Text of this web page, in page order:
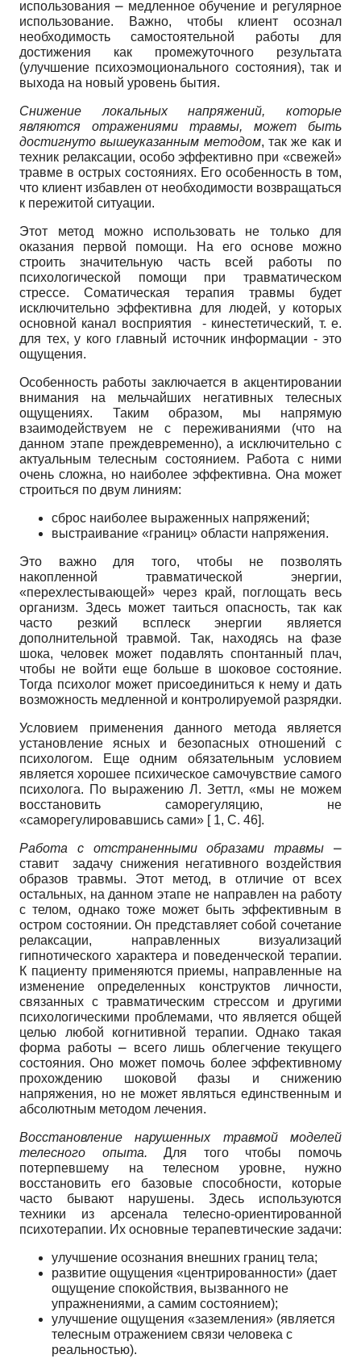
использования ⎼ медленное обучение и регулярное
использование. Важно, чтобы клиент осознал
необходимость самостоятельной работы для
достижения как промежуточного результата
(улучшение психоэмоционального состояния), так и
выхода на новый уровень бытия.
Снижение локальных напряжений, которые
являются отражениями травмы, может быть
достигнуто вышеуказанным методом, так же как и
техник релаксации, особо эффективно при «свежей»
травме в острых состояниях. Его особенность в том,
что клиент избавлен от необходимости возвращаться
к пережитой ситуации.
Этот метод можно использовать не только для
оказания первой помощи. На его основе можно
строить значительную часть всей работы по
психологической помощи при травматическом
стрессе. Соматическая терапия травмы будет
исключительно эффективна для людей, у которых
основной канал восприятия - кинестетический, т. е.
для тех, у кого главный источник информации - это
ощущения.
Особенность работы заключается в акцентировании
внимания на мельчайших негативных телесных
ощущениях. Таким образом, мы напрямую
взаимодействуем не с переживаниями (что на
данном этапе преждевременно), а исключительно с
актуальным телесным состоянием. Работа с ними
очень сложна, но наиболее эффективна. Она может
строиться по двум линиям:
сброс наиболее выраженных напряжений;
выстраивание «границ» области напряжения.
Это важно для того, чтобы не позволять
накопленной травматической энергии,
«перехлестывающей» через край, поглощать весь
организм. Здесь может таиться опасность, так как
часто резкий всплеск энергии является
дополнительной травмой. Так, находясь на фазе
шока, человек может подавлять спонтанный плач,
чтобы не войти еще больше в шоковое состояние.
Тогда психолог может присоединиться к нему и дать
возможность медленной и контролируемой разрядки.
Условием применения данного метода является
установление ясных и безопасных отношений с
психологом. Еще одним обязательным условием
является хорошее психическое самочувствие самого
психолога. По выражению Л. Зеттл, «мы не можем
восстановить саморегуляцию, не
«саморегулировавшись сами» [ 1, С. 46].
Работа с отстраненными образами травмы ⎼
ставит задачу снижения негативного воздействия
образов травмы. Этот метод, в отличие от всех
остальных, на данном этапе не направлен на работу
с телом, однако тоже может быть эффективным в
остром состоянии. Он представляет собой сочетание
релаксации, направленных визуализаций
гипнотического характера и поведенческой терапии.
К пациенту применяются приемы, направленные на
изменение определенных конструктов личности,
связанных с травматическим стрессом и другими
психологическими проблемами, что является общей
целью любой когнитивной терапии. Однако такая
форма работы ⎼ всего лишь облегчение текущего
состояния. Оно может помочь более эффективному
прохождению шоковой фазы и снижению
напряжения, но не может являться единственным и
абсолютным методом лечения.
Восстановление нарушенных травмой моделей
телесного опыта. Для того чтобы помочь
потерпевшему на телесном уровне, нужно
восстановить его базовые способности, которые
часто бывают нарушены. Здесь используются
техники из арсенала телесно-ориентированной
психотерапии. Их основные терапевтические задачи:
улучшение осознания внешних границ тела;
развитие ощущения «центрированности» (дает
ощущение спокойствия, вызванного не
упражнениями, а самим состоянием);
улучшение ощущения «заземления» (является
телесным отражением связи человека с
реальностью).